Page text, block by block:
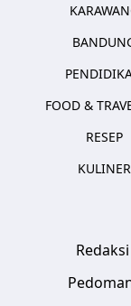
FOOD &
RESEP
KULINER
Redaksi